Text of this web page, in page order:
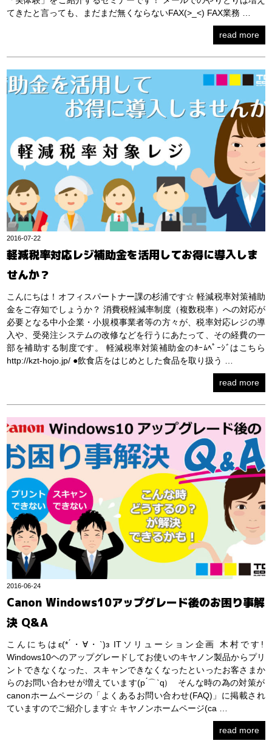
てきたと言っても、まだまだ無くならないFAX(>_<) FAX業務 …
read more
2016-07-22
軽減税率対応レジ補助金を活用してお得に導入しま
せんか？
こんにちは！オフィスパートナー課の杉浦です☆ 軽減税率対策補助
金をご存知でしょうか？ 消費税軽減率制度（複数税率）への対応が
必要となる中小企業・小規模事業者等の方々が、税率対応レジの導
入や、受発注システムの改修などを行うにあたって、その経費の一
部を補助する制度です。 軽減税率対策補助金のﾎｰﾑﾍﾟｰｼﾞはこちら
http://kzt-hojo.jp/ ●飲食店をはじめとした食品を取り扱う …
read more
2016-06-24
Canon Windows10アップグレード後のお困り事解
決 Q&A
こんにちはε(* ́・∀・`)з ITソリューション企画 木村です!
Windows10ヘのアップグレードしてお使いのキヤノン製品からプリ
ントできなくなった、スキャンできなくなったといったお客さまか
らのお問い合わせが増えています(p ́⌒`q)゚ そんな時の為の対策が
canonホームページの「よくあるお問い合わせ(FAQ)」に掲載され
ていますのでご紹介します☆ キヤノンホームページ(ca …
read more